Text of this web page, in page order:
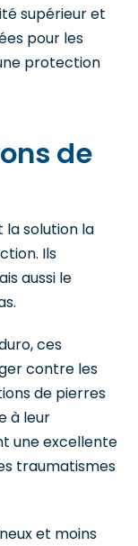
supérieur et
pour les
protection
de
solution la
Ils
aussi le
ces
contre les
de pierres
à leur
une excellente
traumatismes
et moins